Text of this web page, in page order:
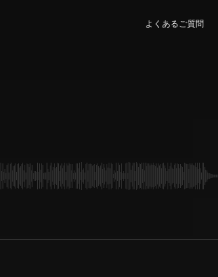
よくあるご質問